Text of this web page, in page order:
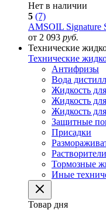
Нет в наличии
5 (7)
AMSOIL Signature
от 2 093 руб.
Технические
Технические
Антифризы
Вода
Жидкость
Жидкость
Жидкость
Защитные
Присадки
Растворители
Тормозные
Иные
Товар дня